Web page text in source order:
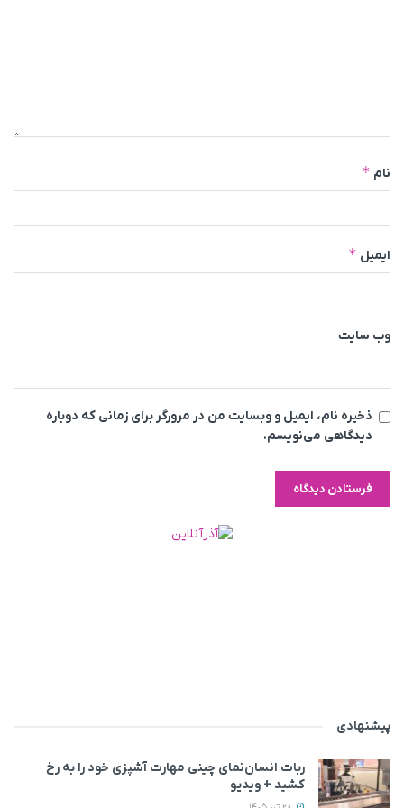
نام *
ایمیل *
وب‌ سایت
ذخیره نام، ایمیل و وبسایت من در مرورگر برای زمانی که دوباره
دیدگاهی می‌نویسم.
پیشنهادی
ربات انسان‌نمای چینی مهارت آشپزی خود را به رخ
کشید + ویدیو